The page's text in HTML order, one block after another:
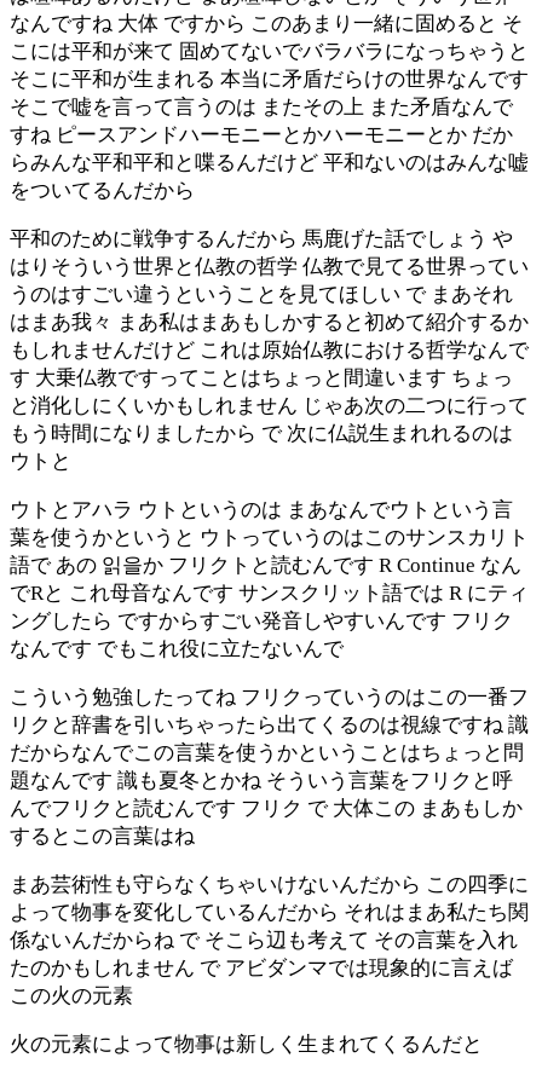
なんですね 大体 ですから このあまり一緒に固めると そ
こには平和が来て 固めてないでバラバラになっちゃうと
そこに平和が生まれる 本当に矛盾だらけの世界なんです
そこで嘘を言って言うのは またその上 また矛盾なんで
すね ピースアンドハーモニーとかハーモニーとか だか
らみんな平和平和と喋るんだけど 平和ないのはみんな嘘
をついてるんだから
平和のために戦争するんだから 馬鹿げた話でしょう や
はりそういう世界と仏教の哲学 仏教で見てる世界ってい
うのはすごい違うということを見てほしい で まあそれ
はまあ我々 まあ私はまあもしかすると初めて紹介するか
もしれませんだけど これは原始仏教における哲学なんで
す 大乗仏教ですってことはちょっと間違います ちょっ
と消化しにくいかもしれません じゃあ次の二つに行って
もう時間になりましたから で 次に仏説生まれれるのは
ウトと
ウトとアハラ ウトというのは まあなんでウトという言
葉を使うかというと ウトっていうのはこのサンスカリト
語で あの 읽을か フリクトと読むんです R Continue なん
でRと これ母音なんです サンスクリット語では R にティ
ングしたら ですからすごい発音しやすいんです フリク
なんです でもこれ役に立たないんで
こういう勉強したってね フリクっていうのはこの一番フ
リクと辞書を引いちゃったら出てくるのは視線ですね 識
だからなんでこの言葉を使うかということはちょっと問
題なんです 識も夏冬とかね そういう言葉をフリクと呼
んでフリクと読むんです フリク で 大体この まあもしか
するとこの言葉はね
まあ芸術性も守らなくちゃいけないんだから この四季に
よって物事を変化しているんだから それはまあ私たち関
係ないんだからね で そこら辺も考えて その言葉を入れ
たのかもしれません で アビダンマでは現象的に言えば
この火の元素
火の元素によって物事は新しく生まれてくるんだと